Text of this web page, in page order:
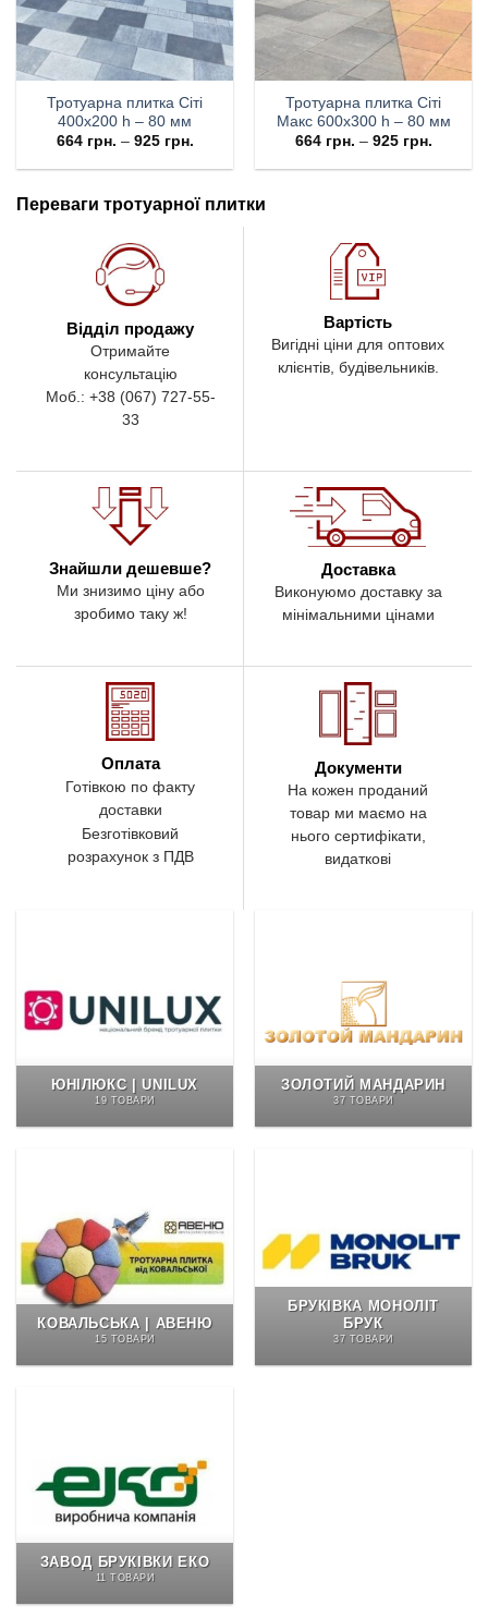
Тротуарна плитка Cіті
400х200 h – 80 мм
664 грн. – 925 грн.
Тротуарна плитка Cіті
Макс 600х300 h – 80 мм
664 грн. – 925 грн.
Переваги тротуарної плитки
Відділ продажу
Отримайте
консультацію
Моб.: +38 (067) 727-55-
33
Вартість
Вигідні ціни для оптових
клієнтів, будівельників.
Знайшли дешевше?
Ми знизимо ціну або
зробимо таку ж!
Доставка
Виконуюмо доставку за
мінімальними цінами
Оплата
Готівкою по факту
доставки
Безготівковий
розрахунок з ПДВ
Документи
На кожен проданий
товар ми маємо на
нього сертифікати,
видаткові
ЮНІЛЮКС | UNILUX
19 ТОВАРИ
ЗОЛОТИЙ МАНДАРИН
37 ТОВАРИ
КОВАЛЬСЬКА | АВЕНЮ
15 ТОВАРИ
БРУКІВКА МОНОЛІТ
БРУК
37 ТОВАРИ
ЗАВОД БРУКІВКИ ЕКО
11 ТОВАРИ